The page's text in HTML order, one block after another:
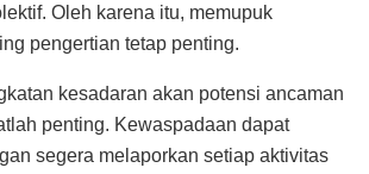
Oleh karena itu, memupuk
pengertian tetap penting.
kesadaran akan potensi ancaman
penting. Kewaspadaan dapat
segera melaporkan setiap aktivitas